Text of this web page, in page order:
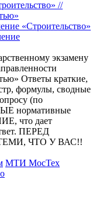
«Строительство»
экзамену
Ответы краткие,
формулы, сводные
(по
нормативные
что дает
ПЕРЕД
ЧТО У ВАС!!
МТИ МосТех